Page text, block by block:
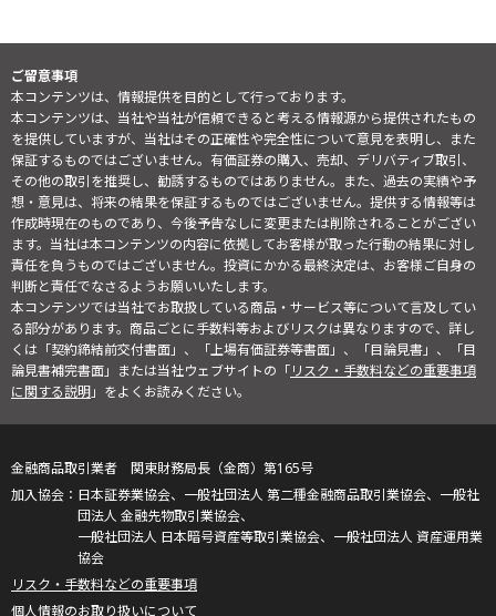
ご留意事項
本コンテンツは、情報提供を目的として行っております。
本コンテンツは、当社や当社が信頼できると考える情報源から提供されたもの
を提供していますが、当社はその正確性や完全性について意見を表明し、また
保証するものではございません。有価証券の購入、売却、デリバティブ取引、
その他の取引を推奨し、勧誘するものではありません。また、過去の実績や予
想・意見は、将来の結果を保証するものではございません。提供する情報等は
作成時現在のものであり、今後予告なしに変更または削除されることがござい
ます。当社は本コンテンツの内容に依拠してお客様が取った行動の結果に対し
責任を負うものではございません。投資にかかる最終決定は、お客様ご自身の
判断と責任でなさるようお願いいたします。
本コンテンツでは当社でお取扱している商品・サービス等について言及してい
る部分があります。商品ごとに手数料等およびリスクは異なりますので、詳し
くは「契約締結前交付書面」、「上場有価証券等書面」、「目論見書」、「目
論見書補完書面」または当社ウェブサイトの「リスク・手数料などの重要事項
に関する説明」をよくお読みください。
金融商品取引業者 関東財務局長（金商）第165号
日本証券業協会、一般社団法人 第二種金融商品取引業協会、一般社
団法人 金融先物取引業協会、
一般社団法人 日本暗号資産等取引業協会、一般社団法人 資産運用業
協会
リスク・手数料などの重要事項
個人情報のお取り扱いについて